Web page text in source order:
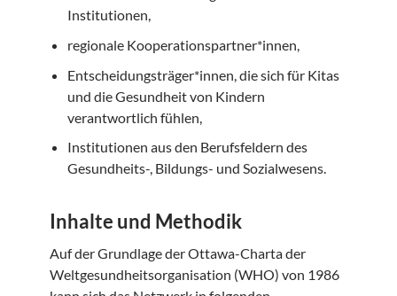
Institutionen,
regionale Kooperationspartner*innen,
Entscheidungsträger*innen, die sich für Kitas
und die Gesundheit von Kindern
verantwortlich fühlen,
Institutionen aus den Berufsfeldern des
Gesundheits-, Bildungs- und Sozialwesens.
Inhalte und Methodik
Auf der Grundlage der Ottawa-Charta der
Weltgesundheitsorganisation (WHO) von 1986